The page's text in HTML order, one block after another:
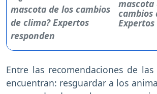
mascota
cambios
Entre las recomendaciones de
encuentran: resguardar a los